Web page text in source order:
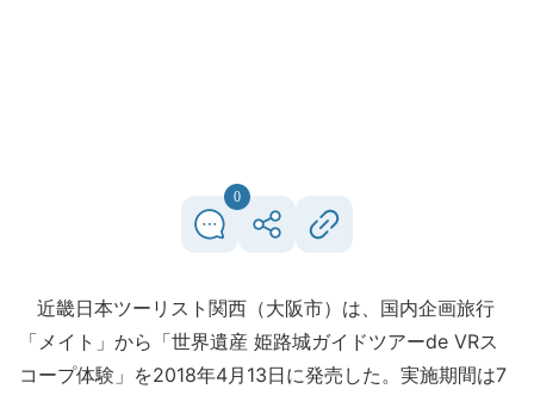
0
近畿日本ツーリスト関西（大阪市）は、国内企画旅行
「メイト」から「世界遺産 姫路城ガイドツアーde VRス
コープ体験」を2018年4月13日に発売した。実施期間は7